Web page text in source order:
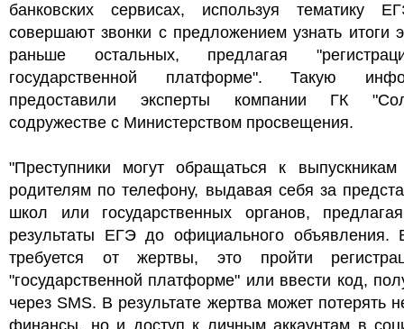
банковских сервисах, используя тематику
совершают звонки с предложением узнать итоги
раньше остальных, предлагая
государственной платформе". Такую
предоставили эксперты компании ГК
содружестве с Министерством просвещения.
"Преступники могут обращаться к
родителям по телефону, выдавая себя за
школ или государственных органов,
результаты ЕГЭ до официального объявления.
требуется от жертвы, это пройти
"государственной платформе" или ввести код,
через SMS. В результате жертва может потерять
финансы, но и доступ к личным аккаунтам в